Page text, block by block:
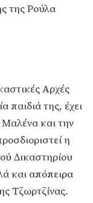
της Ρούλα
Αρχές
παιδιά της, έχει
και την
η
Δικαστηρίου
και απόπειρα
Τζωρτζίνας.